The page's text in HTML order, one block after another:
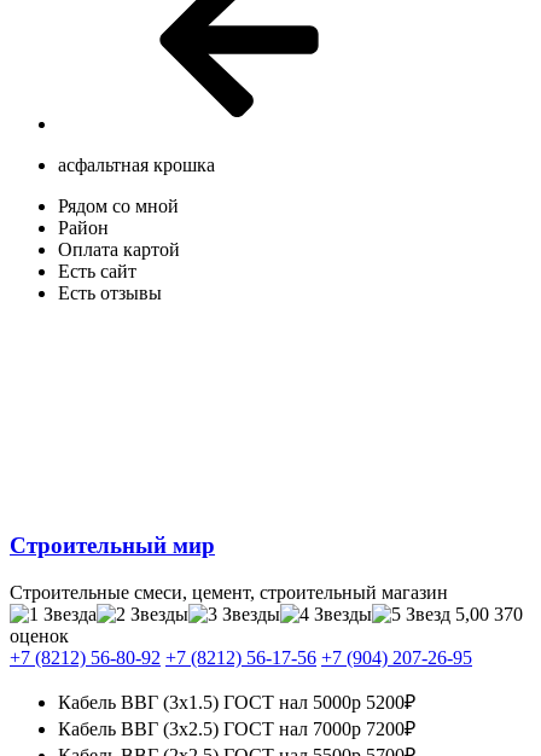
асфальтная крошка
Рядом со мной
Район
Оплата картой
Есть сайт
Есть отзывы
Строительный мир
Строительные смеси, цемент, строительный магазин
5,00 370
оценок
+7 (8212) 56-80-92 +7 (8212) 56-17-56 +7 (904) 207-26-95
Кабель ВВГ (3х1.5) ГОСТ нал 5000р 5200₽
Кабель ВВГ (3х2.5) ГОСТ нал 7000р 7200₽